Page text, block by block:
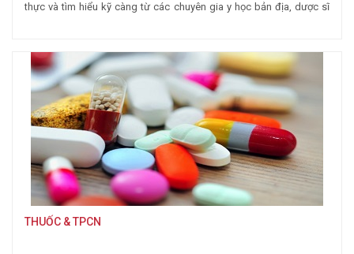
thực và tìm hiểu kỹ càng từ các chuyên gia y học bản địa, dược sĩ
THUỐC & TPCN